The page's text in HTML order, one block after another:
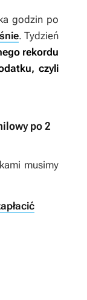
godzin po
. Tydzień
rekordu
czyli
po 2
musimy